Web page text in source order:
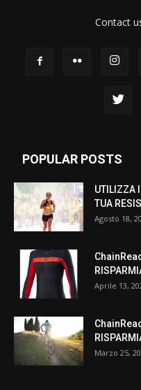
Contact
POPULAR POSTS
UTILIZZA
TUA
Agosto 18,
Aprile 13,
Marzo 25,